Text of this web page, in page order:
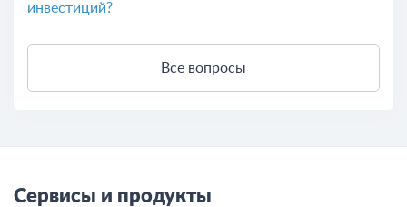
инвестиций?
Все вопросы
Сервисы и продукты